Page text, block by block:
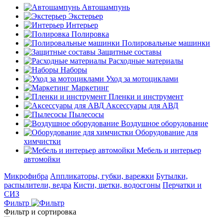
Автошампунь
Экстерьер
Интерьер
Полировка
Полировальные машинки
Защитные составы
Расходные материалы
Наборы
Уход за мотоциклами
Маркетинг
Пленки и инструмент
Аксессуары для АВД
Пылесосы
Воздушное оборудование
Оборудование для
химчистки
Мебель и интерьер
автомойки
Микрофибра Аппликаторы, губки, варежки Бутылки,
распылители, ведра Кисти, щетки, водосгоны Перчатки и
СИЗ
Фильтр
Фильтр и сортировка